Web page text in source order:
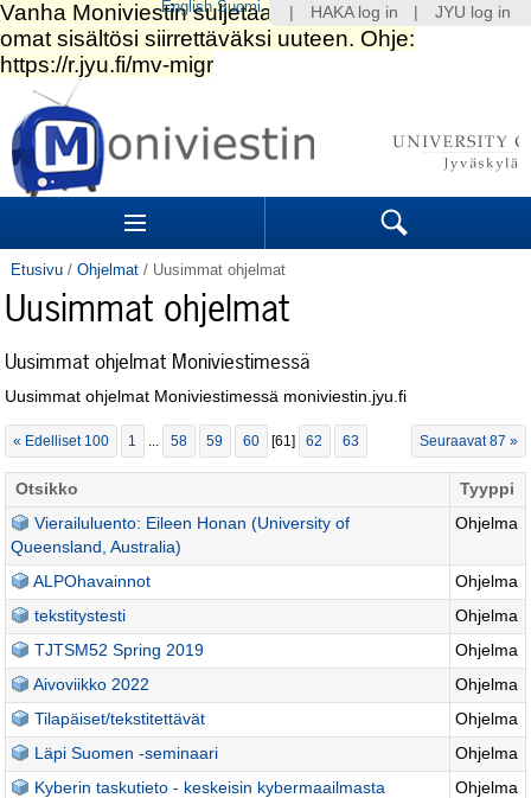
Siirry
sisältöön.
|
Siirry
navigointiin
Sections Search
Etusivu / Ohjelmat / Uusimmat ohjelmat
Uusimmat ohjelmat
Uusimmat ohjelmat Moniviestimessä
Uusimmat ohjelmat Moniviestimessä moniviestin.jyu.fi
« Edelliset 100 Seuraavat 87 »
1 58 59 60 61 62 63
Otsikko
Tyyppi
Vierailuluento: Eileen Honan (University of
Queensland, Australia)
Ohjelma
ALPOhavainnot
Ohjelma
tekstitystesti
Ohjelma
TJTSM52 Spring 2019
Ohjelma
Aivoviikko 2022
Ohjelma
Tilapäiset/tekstitettävät
Ohjelma
Läpi Suomen -seminaari
Ohjelma
Kyberin taskutieto - keskeisin kybermaailmasta
Ohjelma
HAKA log in JYU log in
English Suomi